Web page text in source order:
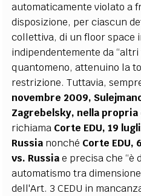
automaticamente violato a
disposizione, per ciascun
collettiva, di un floor space
indipendentemente da
quantomeno, attenuino la
restrizione. Tuttavia,
novembre 2009,
Zagrebelsky, nella
richiama Corte EDU, 19
Russia nonché Corte EDU,
vs. Russiae precisa che “è
automatismo tra
dell'Art. 3 CEDU in